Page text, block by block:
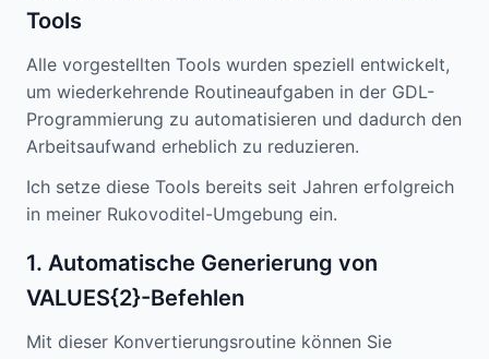
Tools
Alle vorgestellten Tools wurden speziell entwickelt,
um wiederkehrende Routineaufgaben in der GDL-
Programmierung zu automatisieren und dadurch den
Arbeitsaufwand erheblich zu reduzieren.
Ich setze diese Tools bereits seit Jahren erfolgreich
in meiner Rukovoditel-Umgebung ein.
1. Automatische Generierung von
VALUES{2}-Befehlen
Mit dieser Konvertierungsroutine können Sie